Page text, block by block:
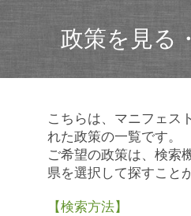
政策を見る
こちらは、マニフェス
れた政策の一覧です。
ご希望の政策は、検索
県を選択して探すこと
【検索方法】